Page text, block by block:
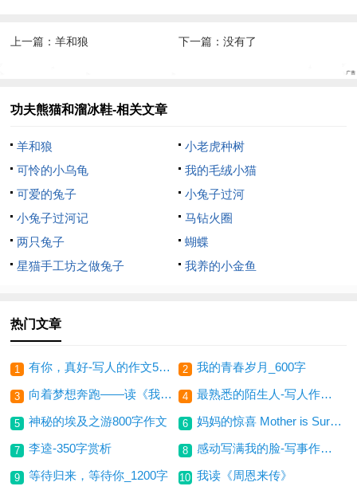
上一篇：羊和狼 下一篇：没有了
功夫熊猫和溜冰鞋-相关文章
羊和狼
小老虎种树
可怜的小乌龟
我的毛绒小猫
可爱的兔子
小兔子过河
小兔子过河记
马钻火圈
两只兔子
蝴蝶
星猫手工坊之做兔子
我养的小金鱼
热门文章
1 有你，真好-写人的作文500字 2 我的青春岁月_600字
3 向着梦想奔跑——读《我的跑道》有感(600字) 4 最熟悉的陌生人-写人作文600字
5 神秘的埃及之游800字作文 6 妈妈的惊喜 Mother is Surprise
7 李逵-350字赏析 8 感动写满我的脸-写事作文500字
9 等待归来，等待你_1200字 10 我读《周恩来传》